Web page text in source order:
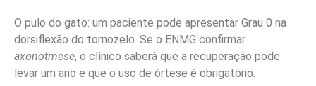
O pulo do gato: um paciente pode apresentar Grau 0 na
dorsiflexão do tornozelo. Se o ENMG confirmar
axonotmese, o clínico saberá que a recuperação pode
levar um ano e que o uso de órtese é obrigatório.